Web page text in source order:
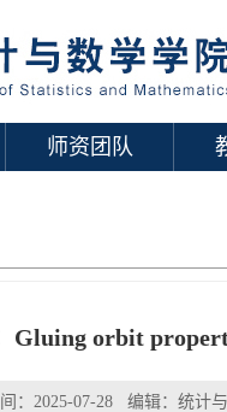
师资团队
Gluing orbit
：2025-07-28 编辑：统计